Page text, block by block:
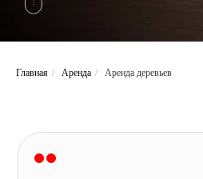
Главная / Аренда / Аренда деревьев